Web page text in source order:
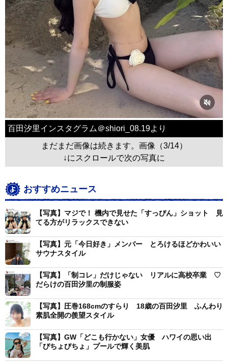
百田汐里インスタグラム＠shiori_08.19より
まだまだ画像は続きます。画像（3/14）
↓にスクロールで次の写真に
おすすめニュース
【写真】マジで！ 機内で見せた「すっぴん」ショット 見
てる方がリラックスできない
【写真】元「今日好き」メンバー とろけるほどかわいい
サウナスタイル
【写真】「制コレ」だけじゃない リアルに高校卒業 ♡
だらけの百田汐里の制服姿
【写真】圧巻168cmのすらり 18歳の百田汐里 ふんわり
素肌全開の羨望スタイル
【写真】GW「どこも行かない」女優 ハワイの思い出
「びちょびちょ」プールで輝く美肌